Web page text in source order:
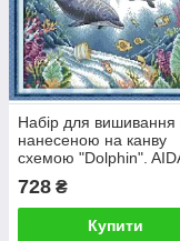
Набір для вишивання
нанесеною на канву
схемою "Dolphin".
728 ₴
Купити